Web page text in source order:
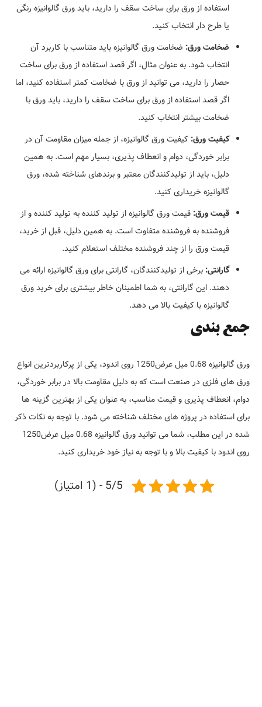
استفاده از ورق برای ساخت سقف را دارید، باید ورق گالوانیزه رنگی
یا طرح دار انتخاب کنید.
ضخامت ورق: ضخامت ورق گالوانیزه باید متناسب با کاربرد آن
انتخاب شود. به عنوان مثال، اگر قصد استفاده از ورق برای ساخت
حصار را دارید، می توانید از ورق با ضخامت کمتر استفاده کنید، اما
اگر قصد استفاده از ورق برای ساخت سقف را دارید، باید ورق با
ضخامت بیشتر انتخاب کنید.
کیفیت ورق: کیفیت ورق گالوانیزه، از جمله میزان مقاومت آن در
برابر خوردگی، دوام و انعطاف پذیری، بسیار مهم است. به همین
دلیل، باید از تولیدکنندگان معتبر و برندهای شناخته شده، ورق
گالوانیزه خریداری کنید.
قیمت ورق: قیمت ورق گالوانیزه از تولید کننده به تولید کننده و از
فروشنده به فروشنده متفاوت است. به همین دلیل، قبل از خرید،
قیمت ورق را از چند فروشنده مختلف استعلام کنید.
گارانتی: برخی از تولیدکنندگان، گارانتی برای ورق گالوانیزه ارائه می
دهند. این گارانتی، به شما اطمینان خاطر بیشتری برای خرید ورق
گالوانیزه با کیفیت بالا می دهد.
جمع بندی
ورق گالوانیزه 0.68 میل عرض1250 روی اندود، یکی از پرکاربردترین انواع
ورق های فلزی در صنعت است که به دلیل مقاومت بالا در برابر خوردگی،
دوام، انعطاف پذیری و قیمت مناسب، به عنوان یکی از بهترین گزینه ها
برای استفاده در پروژه های مختلف شناخته می شود. با توجه به نکات ذکر
شده در این مطلب، شما می توانید ورق گالوانیزه 0.68 میل عرض1250
روی اندود با کیفیت بالا و با توجه به نیاز خود خریداری کنید.
5/5 - (1 امتیاز)